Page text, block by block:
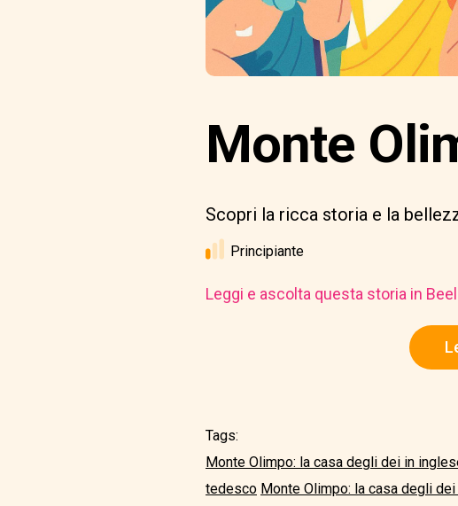
Monte
Scopri la ricca storia e la
Principiante
Leggi e ascolta questa storia in
Tags:
Monte Olimpo: la casa degli dei in
tedesco Monte Olimpo: la casa degli